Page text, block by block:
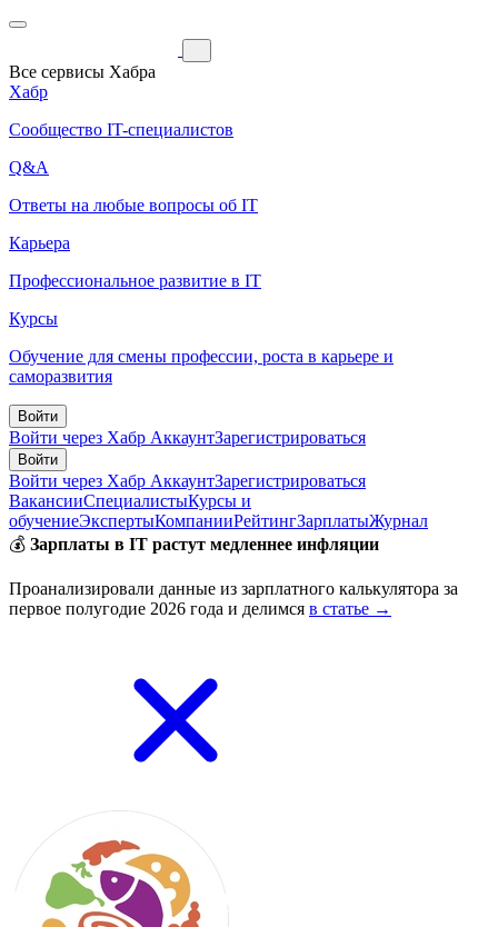
Все сервисы Хабра
Хабр
Сообщество IT-специалистов
Q&A
Ответы на любые вопросы об IT
Карьера
Профессиональное развитие в IT
Курсы
Обучение для смены профессии, роста в карьере и
саморазвития
Войти
Войти через Хабр АккаунтЗарегистрироваться
Войти
Войти через Хабр АккаунтЗарегистрироваться
ВакансииСпециалистыКурсы и
обучениеЭкспертыКомпанииРейтингЗарплатыЖурнал
💰 Зарплаты в IT растут медленнее инфляции
Проанализировали данные из зарплатного калькулятора за
первое полугодие 2026 года и делимся в статье →